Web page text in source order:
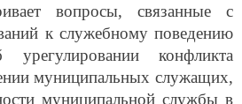
вопросы, связанные с
к служебному поведению
конфликта
муниципальных служащих,
муниципальной службы в